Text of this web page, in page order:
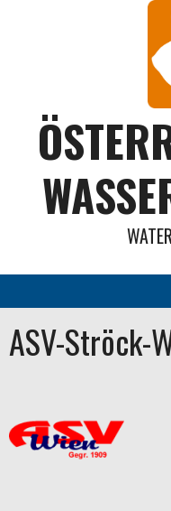
ASV-Ströck-